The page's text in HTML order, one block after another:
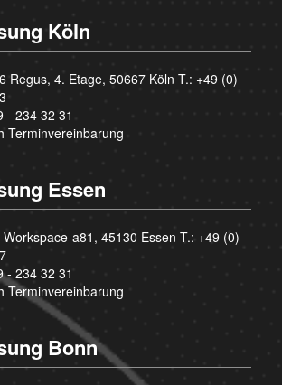
Köln
Regus, 4. Etage, 50667 Köln T.: +49 (0)
- 234 32 31
Terminvereinbarung
Essen
a81, 45130 Essen T.: +49 (0)
- 234 32 31
Terminvereinbarung
Bonn